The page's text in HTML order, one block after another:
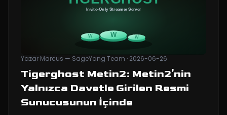
Yazar Marcus — SageYang Team · 2026-06-26
Tigerghost Metin2: Metin2'nin
Yalnızca Davetle Girilen Resmi
Sunucusunun İçinde